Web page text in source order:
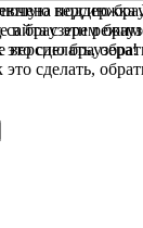
поддержка
в браузере
сделать,
версию
с этим
версию браузера!
сделать,